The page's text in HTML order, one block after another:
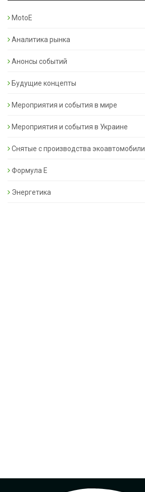
MotoE
Аналитика рынка
Анонсы событий
Будущие концепты
Мероприятия и события в мире
Мероприятия и события в Украине
Снятые с производства экоавтомобили
Формула Е
Энергетика